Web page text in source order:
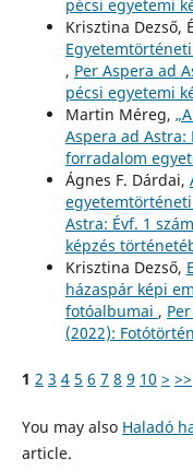
pécsi egyetemi
Krisztina Dezső,
, Per Aspera ad
pécsi egyetemi
Martin Méreg,
Aspera ad Astra:
forradalom
Ágnes F. Dárdai,
Astra: Évf. 1
képzés
Krisztina Dezső,
házaspár képi
fotóalbumai ,
(2022):
1 2 3 4 5 6 7 8 9 10 > >>
You may also Haladó
article.